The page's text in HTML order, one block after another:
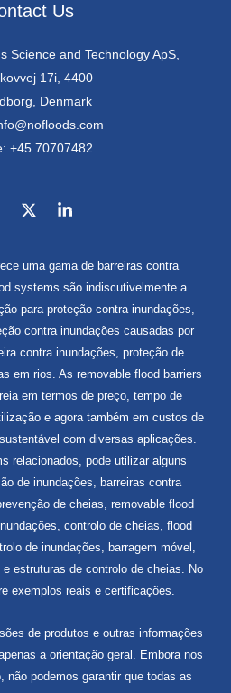
Us
Science and Technology ApS,
17i, 4400
Denmark
+45 70707482
uma gama de barreiras contra
systems são indiscutivelmente a
para proteção contra inundações,
contra inundações causadas por
contra inundações, proteção de
em rios. As removable flood barriers
em termos de preço, tempo de
e agora também em custos de
com diversas aplicações.
relacionados, pode utilizar alguns
de inundações, barreiras contra
de cheias, removable flood
controlo de cheias, flood
de inundações, barragem móvel,
estruturas de controlo de cheias. No
exemplos reais e certificações.
de produtos e outras informações
a orientação geral. Embora nos
não podemos garantir que todas as